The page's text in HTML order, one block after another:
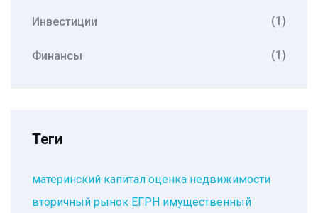
Инвестиции (1)
Финансы (1)
Теги
материнский капитал оценка недвижимости
вторичный рынок ЕГРН имущественный